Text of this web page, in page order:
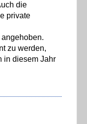
die
private
zu werden,
in diesem Jahr